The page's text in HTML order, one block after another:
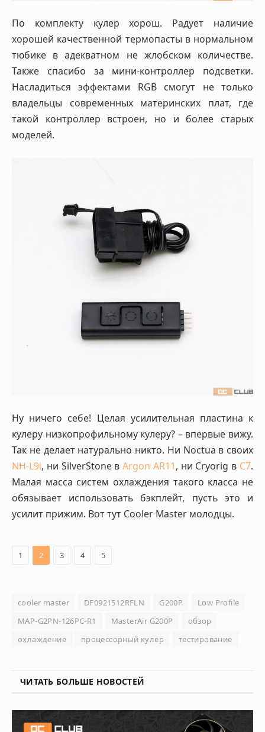
По комплекту кулер хорош. Радует наличие
хорошей качественной термопасты в нормальном
тюбике в адекватном не жлобском количестве.
Также спасибо за мини-контроллер подсветки.
Насладиться эффектами RGB смогут не только
владельцы современных материнских плат, где
такой контроллер встроен, но и более старых
моделей.
Ну ничего себе! Целая усилительная пластина к
кулеру низкопрофильному кулеру? – впервые вижу.
Так не делает натурально никто. Ни Noctua в своих
NH-L9i, ни SilverStone вArgon AR11, ни Cryorig в C7.
Малая масса систем охлаждения такого класса не
обязывает использовать бэкплейт, пусть это и
усилит прижим. Вот тут Cooler Master молодцы.
1 2 3 4 5
cooler master DF0921512RFLN G200P
Low Profile
MAP-G2PN-126PC-R1
MasterAir G200P
обзор
охлаждение
процессорный кулер тестирование
ЧИТАТЬ БОЛЬШЕ НОВОСТЕЙ